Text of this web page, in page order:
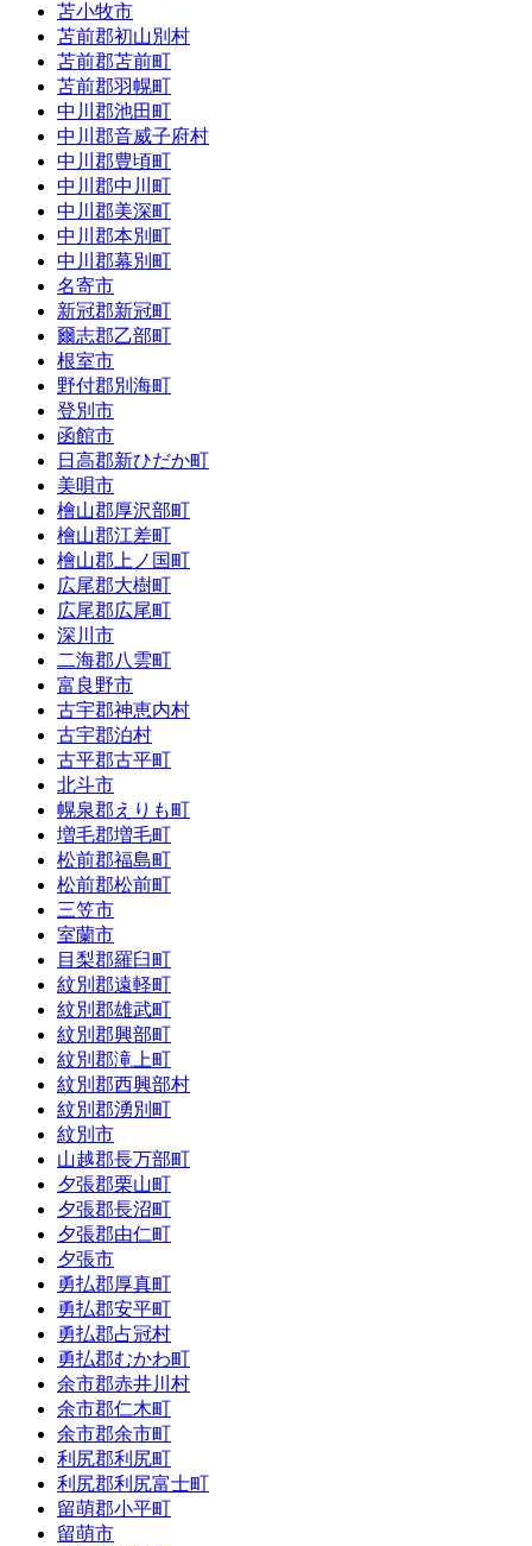
苫小牧市
苫前郡初山別村
苫前郡苫前町
苫前郡羽幌町
中川郡池田町
中川郡音威子府村
中川郡豊頃町
中川郡中川町
中川郡美深町
中川郡本別町
中川郡幕別町
名寄市
新冠郡新冠町
爾志郡乙部町
根室市
野付郡別海町
登別市
函館市
日高郡新ひだか町
美唄市
檜山郡厚沢部町
檜山郡江差町
檜山郡上ノ国町
広尾郡大樹町
広尾郡広尾町
深川市
二海郡八雲町
富良野市
古宇郡神恵内村
古宇郡泊村
古平郡古平町
北斗市
幌泉郡えりも町
増毛郡増毛町
松前郡福島町
松前郡松前町
三笠市
室蘭市
目梨郡羅臼町
紋別郡遠軽町
紋別郡雄武町
紋別郡興部町
紋別郡滝上町
紋別郡西興部村
紋別郡湧別町
紋別市
山越郡長万部町
夕張郡栗山町
夕張郡長沼町
夕張郡由仁町
夕張市
勇払郡厚真町
勇払郡安平町
勇払郡占冠村
勇払郡むかわ町
余市郡赤井川村
余市郡仁木町
余市郡余市町
利尻郡利尻町
利尻郡利尻富士町
留萌郡小平町
留萌市